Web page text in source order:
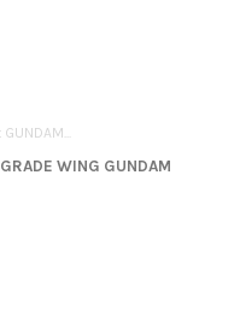
WING GUNDAM